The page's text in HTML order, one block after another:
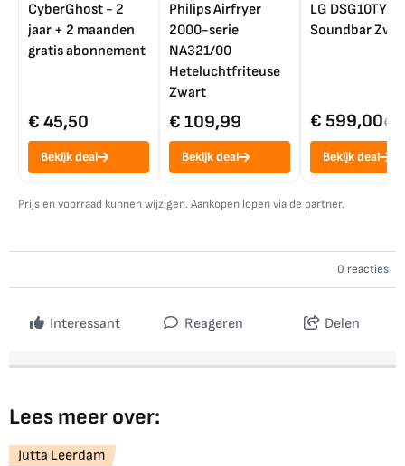
CyberGhost - 2
jaar + 2 maanden
gratis abonnement
€ 45,50
Bekijk deal
Philips Airfryer
2000-serie
NA321/00
Heteluchtfriteuse
Zwart
€ 109,99
Bekijk deal
LG DSG10TY
Soundbar
€ 599,00€
Bekijk deal
Prijs en voorraad kunnen wijzigen. Aankopen lopen via de partner.
0 reacties
Interessant Reageren Delen
Lees meer over:
Jutta Leerdam